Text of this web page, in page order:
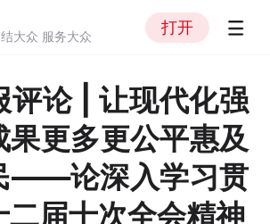
大众 服务大众
打开
评论 | 让现代化强
果更多更公平惠及
——论深入学习贯
二届十次全会精神